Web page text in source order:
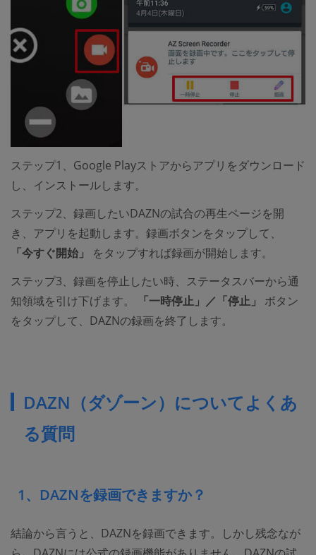
ステップ1、Google Playストアからアプリをダウンロード
し、インストールします。
ステップ2、録画したいDAZNの試合の再生ページを開
き、アプリを起動します。録画ボタンをタップして、
「今すぐ開始」
をタップすれば録画が開始します。
ステップ3、録画を停止したい時、ステータスバーから通
知領域を引け下げます。
「一時停止」／「停止」
ボタン
をタップして、DAZNの録画を終了します。
DAZN（ダゾーン）についてよくあ
る質問
1、DAZNを録画できますか？
結論から言うと、DAZNを録画できます。しかし残念なが